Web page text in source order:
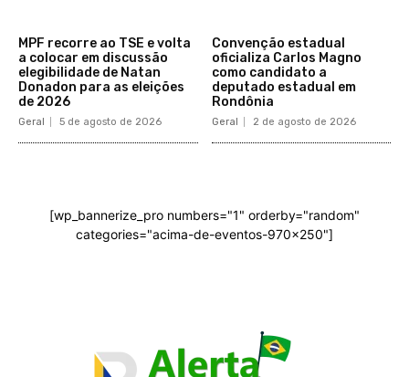
MPF recorre ao TSE e volta
a colocar em discussão
elegibilidade de Natan
Donadon para as eleições
de 2026
Geral 5 de agosto de 2026
Convenção estadual
oficializa Carlos Magno
como candidato a
deputado estadual em
Rondônia
Geral 2 de agosto de 2026
[wp_bannerize_pro numbers="1" orderby="random"
categories="acima-de-eventos-970x250"]